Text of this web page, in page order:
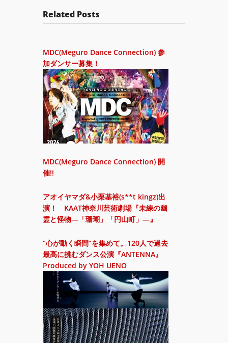
Related Posts
MDC(Meguro Dance Connection) 参
加ダンサー募集！
MDC(Meguro Dance Connection) 開
催!!
アオイヤマダ&小栗基裕(s**t kingz)出
演！ KAAT神奈川芸術劇場『未練の幽
霊と怪物―「珊瑚」「円山町」―』
“心が動く瞬間”を集めて。120人で過去
最高に挑むダンス公演『ANTENNA』
Produced by YOH UENO